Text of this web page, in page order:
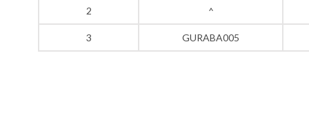
2 ^
3 GURABA005